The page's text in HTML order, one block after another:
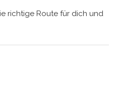
richtige Route für dich und